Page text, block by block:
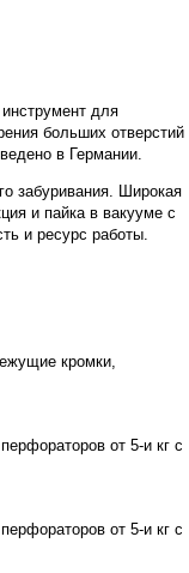
для
больших отверстий
в Германии.
забуривания. Широкая
и пайка в вакууме с
и ресурс работы.
кромки,
от 5-и кг с
от 5-и кг с